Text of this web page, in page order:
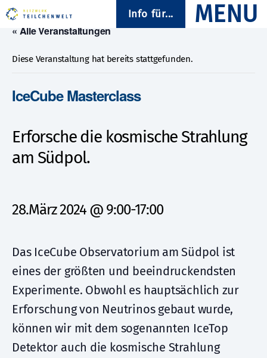
Info für...
« Alle Veranstaltungen
Diese Veranstaltung hat bereits stattgefunden.
IceCube Masterclass
Erforsche die kosmische Strahlung
am Südpol.
28.März 2024 @ 9:00-17:00
Das IceCube Observatorium am Südpol ist
eines der größten und beeindruckendsten
Experimente. Obwohl es hauptsächlich zur
Erforschung von Neutrinos gebaut wurde,
können wir mit dem sogenannten IceTop
Detektor auch die kosmische Strahlung